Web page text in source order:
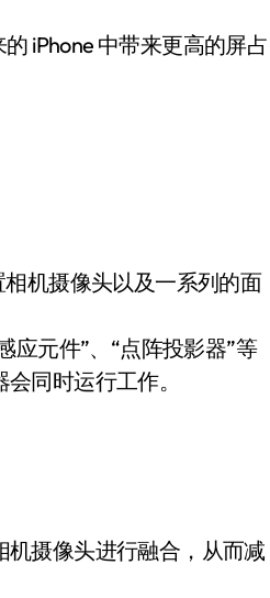
iPhone 中带来更高的屏占
机摄像头以及一系列的面
应元件”、“点阵投影器”等
同时运行工作。
摄像头进行融合，从而减